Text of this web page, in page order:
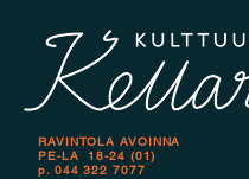
RAVINTOLA AVOINNA
PE-LA 18-24 (01)
p. 044 322 7077